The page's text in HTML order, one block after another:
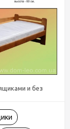
и без